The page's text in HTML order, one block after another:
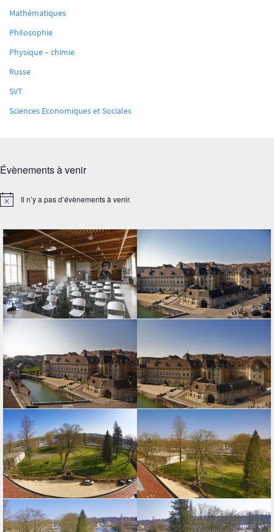
Mathématiques
Philosophie
Physique – chimie
Russe
SVT
Sciences Economiques et Sociales
Évènements à venir
Notice Il n’y a pas d’évènements à venir.